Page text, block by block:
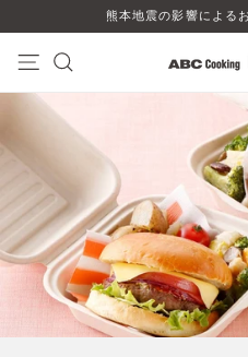
ン
ツ
キ
る
熊本地震の影響による